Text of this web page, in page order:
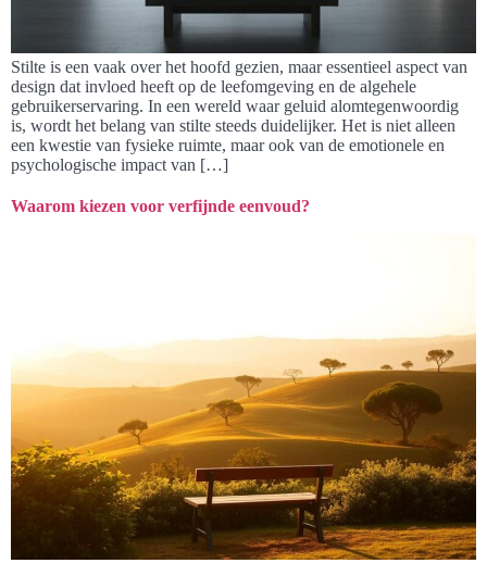
Stilte is een vaak over het hoofd gezien, maar essentieel aspect van
design dat invloed heeft op de leefomgeving en de algehele
gebruikerservaring. In een wereld waar geluid alomtegenwoordig
is, wordt het belang van stilte steeds duidelijker. Het is niet alleen
een kwestie van fysieke ruimte, maar ook van de emotionele en
psychologische impact van […]
Waarom kiezen voor verfijnde eenvoud?